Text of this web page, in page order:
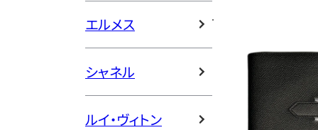
エルメス
シャネル
ルイ・ヴィトン